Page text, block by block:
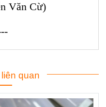
Văn Cừ)
quan